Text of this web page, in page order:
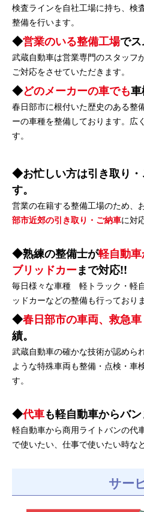
検査ラインを自社工場に持ち、検
整備を行います。
営業のいる整備工場でス
武蔵自動車は営業専門のスタッフ
ご対応をさせていただきます。
どのメーカーの車でも車
春日部市に根付いた歴史のある整
ーの車種を整備しております。広
す。
お忙しい方は引き取り
す。
営業の在籍する整備工場のため、
部市近郊の引き取り・ご納車に対
熟練の整備士が軽自動
ブリッドカーまで対応!!
毎日様々な車種 軽トラック・軽
ッドカーなどの整備も行っておりま
春日部市の車両、救急
績。
武蔵自動車の確かな技術が認めら
ような特殊車両も整備・点検・車
す。
代車も軽自動車からバ
軽自動車から商用ライトバンの代
で使いたい、仕事で使いたい時な
サー